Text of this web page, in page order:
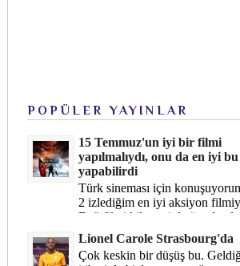
POPÜLER YAYINLAR
15 Temmuz'un iyi bir filmi
yapılmalıydı, onu da en iyi
yapabilirdi
Türk sineması için
2 izlediğim en iyi aksiyon
Dağ filmi hikayesiyle ön
Dağ 2 ise belki o hika...
Lionel Carole Strasbourg'da
Çok keskin bir düşüş bu.